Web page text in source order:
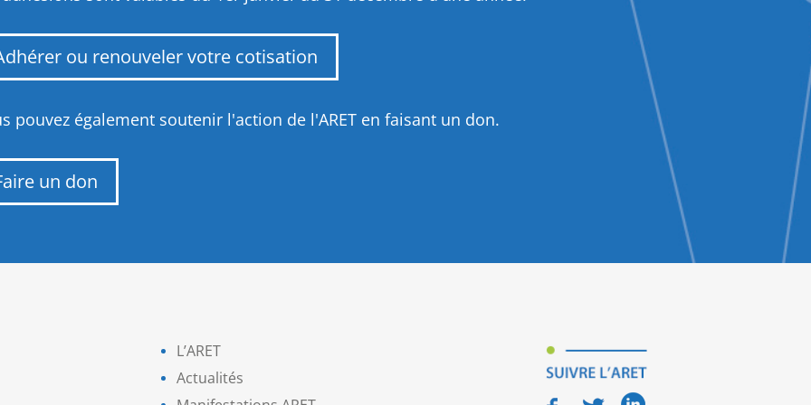
ou renouveler votre cotisation
pouvez également soutenir l'action de l'ARET en faisant un don.
un don
L’ARET
Actualités